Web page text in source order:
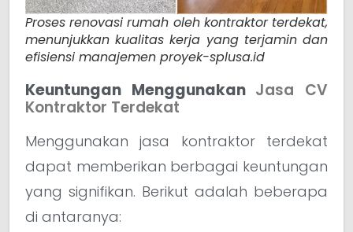
Proses renovasi rumah oleh kontraktor terdekat,
menunjukkan kualitas kerja yang terjamin dan
efisiensi manajemen proyek-splusa.id
Keuntungan Menggunakan Jasa CV
Kontraktor Terdekat
Menggunakan jasa kontraktor terdekat
dapat memberikan berbagai keuntungan
yang signifikan. Berikut adalah beberapa
di antaranya: